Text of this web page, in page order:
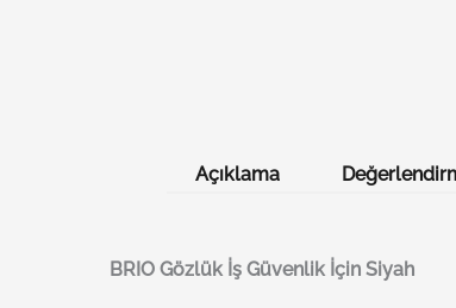
Açıklama
BRIO Gözlük İş Güvenlik İçin Siyah